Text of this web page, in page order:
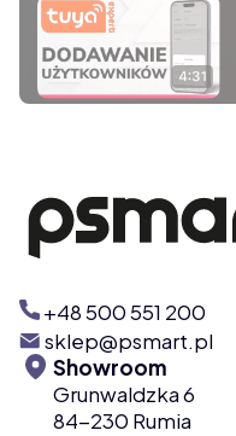
+48 500 551 200
sklep@psmart.pl
Showroom
Grunwaldzka 6
84-230 Rumia